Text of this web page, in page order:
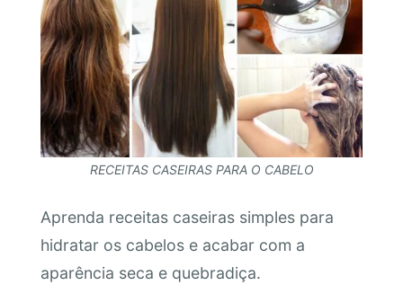
RECEITAS CASEIRAS PARA O CABELO
Aprenda receitas caseiras simples para
hidratar os cabelos e acabar com a
aparência seca e quebradiça.